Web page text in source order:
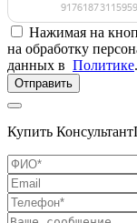
Нажимая на
на обработку
данных в Политике.
Отправить
Купить